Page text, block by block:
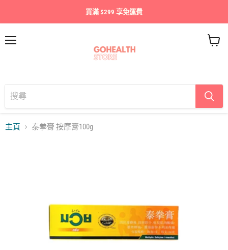
買滿 $299 享免運費
車
主頁 泰拳膏 按摩膏100g